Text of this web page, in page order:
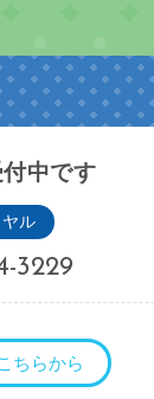
中です
ル
3229
ちらから